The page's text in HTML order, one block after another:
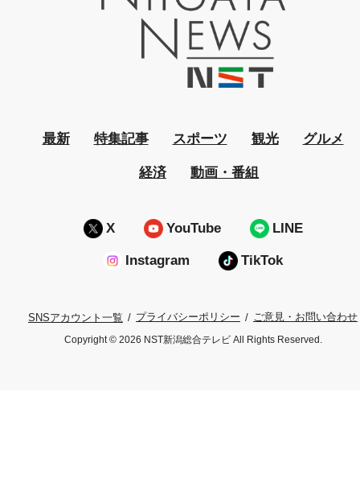
最新 特集記事 スポーツ 観光 グルメ
経済 動画・番組
X YouTube LINE
Instagram TikTok
SNSアカウント一覧 プライバシーポリシー ご意見・お問い合わせ
Copyright © 2026 NST新潟総合テレビ All Rights Reserved.